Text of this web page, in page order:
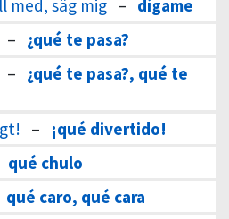
med, säg mig – dígame
– ¿qué te pasa?
– ¿qué te pasa?, qué te
–
¡qué divertido!
qué chulo
qué caro, qué cara